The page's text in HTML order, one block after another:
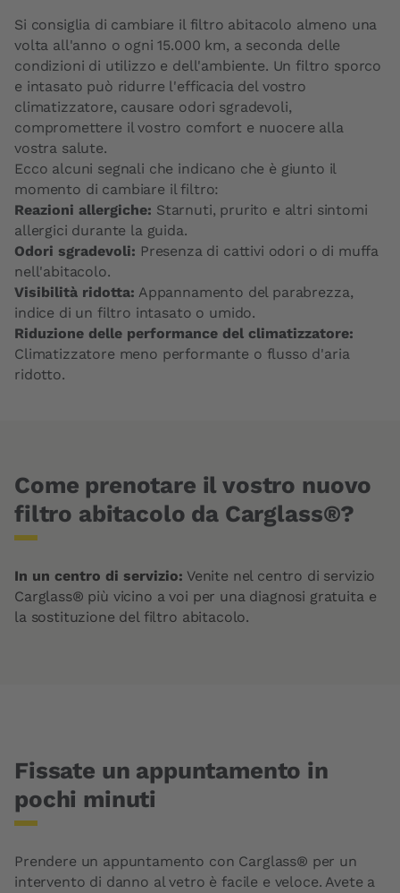
Si consiglia di cambiare il filtro abitacolo almeno una
volta all'anno o ogni 15.000 km, a seconda delle
condizioni di utilizzo e dell'ambiente. Un filtro sporco
e intasato può ridurre l'efficacia del vostro
climatizzatore, causare odori sgradevoli,
compromettere il vostro comfort e nuocere alla
vostra salute.
Ecco alcuni segnali che indicano che è giunto il
momento di cambiare il filtro:
Reazioni allergiche: Starnuti, prurito e altri sintomi
allergici durante la guida.
Odori sgradevoli: Presenza di cattivi odori o di muffa
nell'abitacolo.
Visibilità ridotta: Appannamento del parabrezza,
indice di un filtro intasato o umido.
Riduzione delle performance del climatizzatore:
Climatizzatore meno performante o flusso d'aria
ridotto.
Come prenotare il vostro nuovo
filtro abitacolo da Carglass®?
In un centro di servizio: Venite nel centro di servizio
Carglass® più vicino a voi per una diagnosi gratuita e
la sostituzione del filtro abitacolo.
Fissate un appuntamento in
pochi minuti
Prendere un appuntamento con Carglass® per un
intervento di danno al vetro è facile e veloce. Avete a